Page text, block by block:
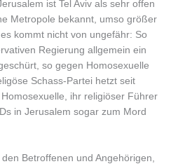
ist Tel Aviv als sehr offen
Metropole bekannt, umso größer
kommt nicht von ungefähr: So
Regierung allgemein ein
so gegen Homosexuelle
Schass-Partei hetzt seit
ihr religiöser Führer
in Jerusalem sogar zum Mord
Betroffenen und Angehörigen,